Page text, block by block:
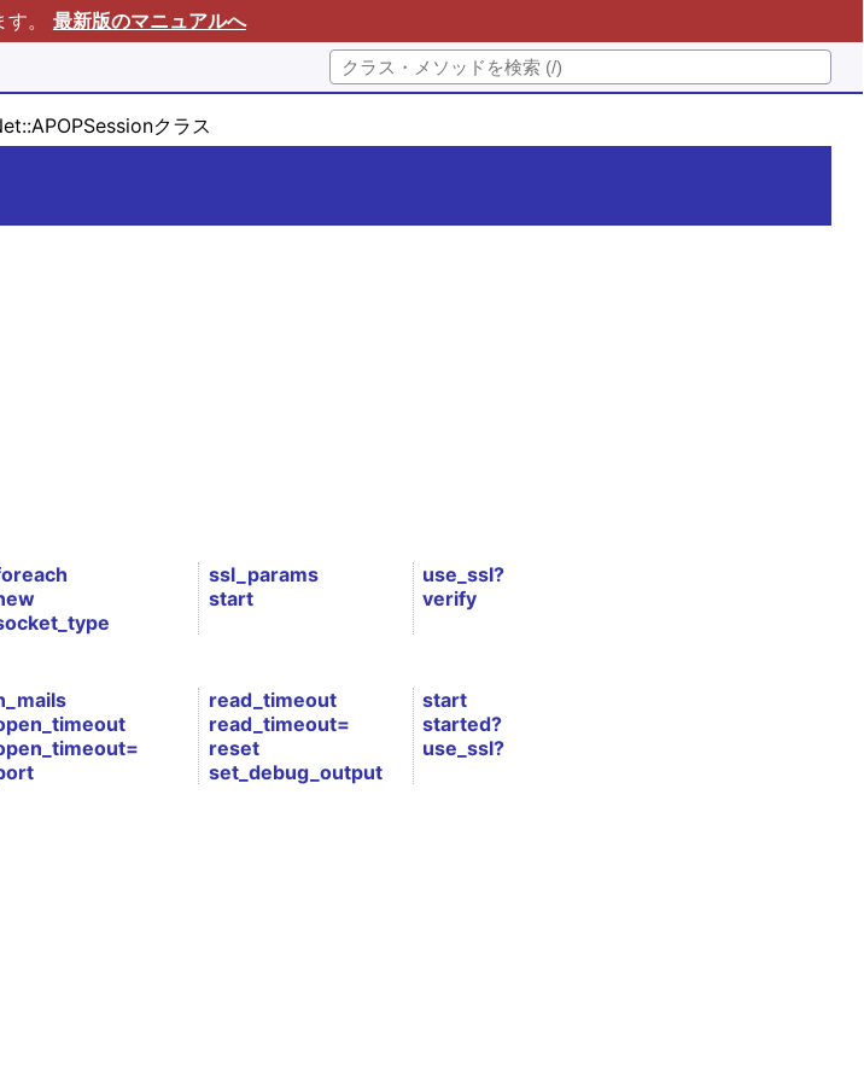
。 最新版のマニュアルへ
クラス
ssl_params
start
use_ssl?
verify
read_timeout
read_timeout=
reset
set_debug_output
start
started?
use_ssl?